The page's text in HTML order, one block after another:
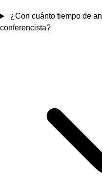
¿Con cuánto tiempo de
conferencista?